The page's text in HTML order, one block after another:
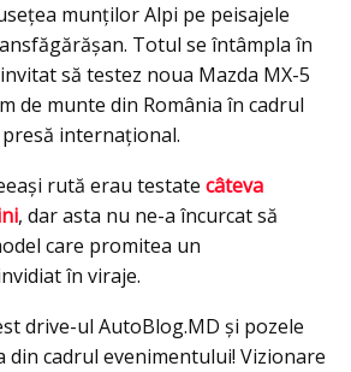
munților Alpi pe peisajele
Totul se întâmpla în
să testez noua Mazda MX-5
de munte din România în cadrul
internațional.
rută erau testate câteva
, dar asta nu ne-a încurcat să
care promitea un
în viraje.
drive-ul AutoBlog.MD și pozele
din cadrul evenimentului! Vizionare